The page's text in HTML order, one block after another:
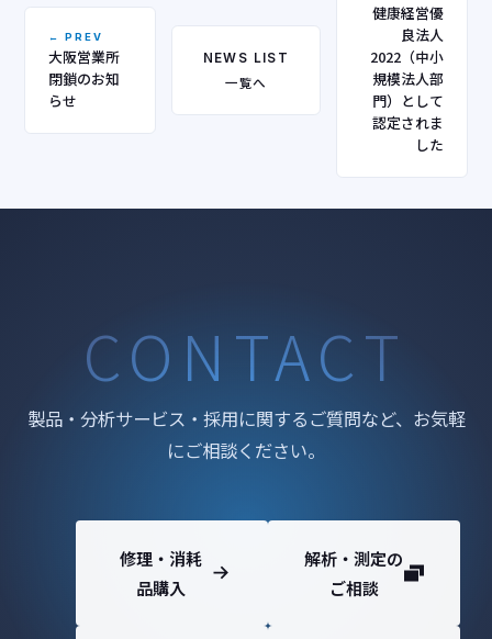
← PREV
大阪営業所
閉鎖のお知
らせ
NEWS LIST
一覧へ
健康経営優
良法人
2022（中小
規模法人部
門）として
認定されま
した
CONTACT
製品・分析サービス・採用に関するご質問など、お気軽
にご相談ください。
修理・消耗
品購入
解析・測定の
ご相談